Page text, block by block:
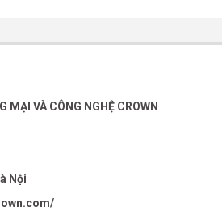
MẠI VÀ CÔNG NGHỆ CROWN
Nội